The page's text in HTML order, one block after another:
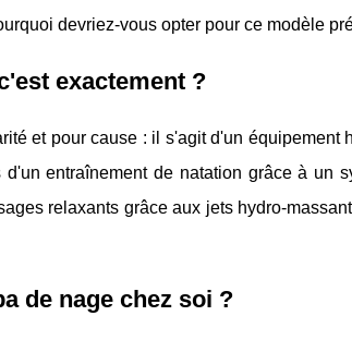
devriez-vous opter pour ce modèle
exactement ?
et pour cause : il s'agit d'un équipement
entraînement de natation grâce à un
relaxants grâce aux jets hydro-
de nage chez soi ?